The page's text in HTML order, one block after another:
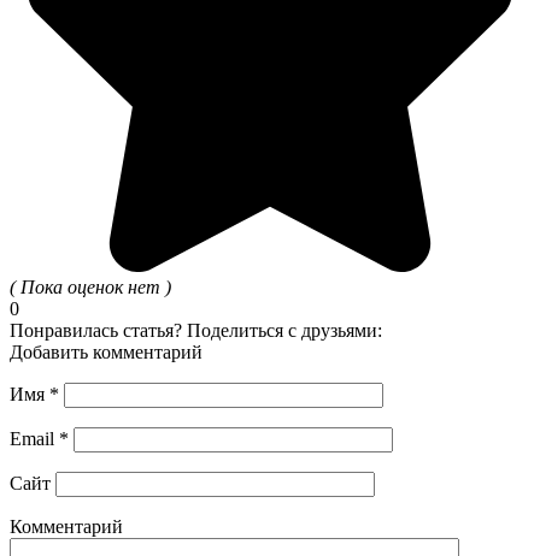
( Пока оценок нет )
0
Понравилась статья? Поделиться с друзьями:
Добавить комментарий
Имя *
Email *
Сайт
Комментарий